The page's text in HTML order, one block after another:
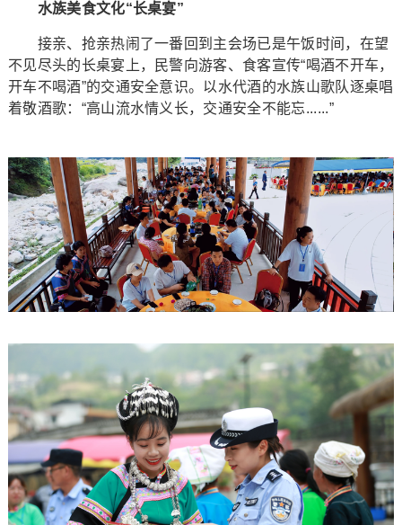
水族美食文化“长桌宴”
接亲、抢亲热闹了一番回到主会场已是午饭时间，在望
不见尽头的长桌宴上，民警向游客、食客宣传“喝酒不开车，
开车不喝酒”的交通安全意识。以水代酒的水族山歌队逐桌唱
着敬酒歌：“高山流水情义长，交通安全不能忘......”